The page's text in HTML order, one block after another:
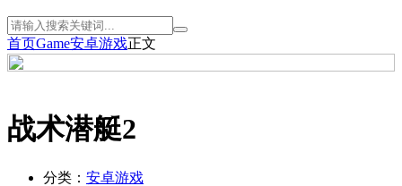
首页Game安卓游戏正文
战术潜艇2
分类： 安卓游戏